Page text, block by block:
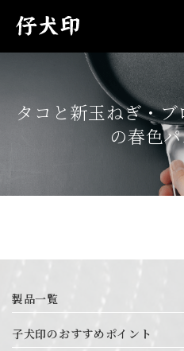
タコと新玉ねぎ・
の春色
製品一覧
19-0 IH対応円環底押し
3層鋼クラッド プラスチック
子犬印のおすすめポイント